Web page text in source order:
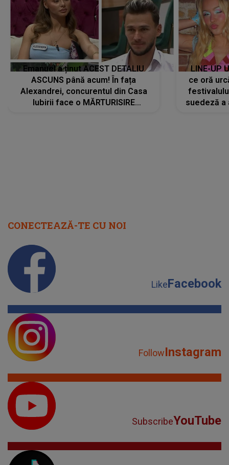
Emanuel a ținut ACEST DETALIU
ASCUNS până acum! În fața
Alexandrei, concurentul din Casa
Iubirii face o MĂRTURISIRE
LINE-UP
ce oră
suedeză a
CONECTEAZĂ-TE CU NOI
LikeFacebook
FollowInstagram
SubscribeYouTube